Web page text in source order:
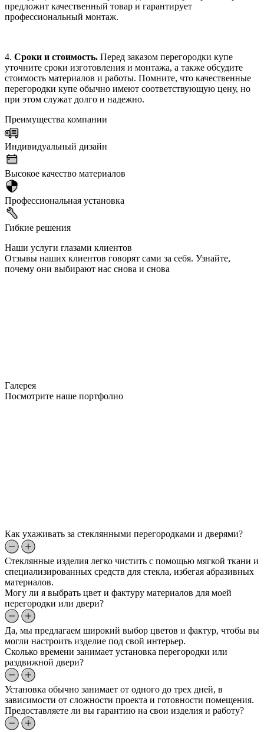
предложит качественный товар и гарантирует
профессиональный монтаж.
4. Сроки и стоимость. Перед заказом перегородки купе
уточните сроки изготовления и монтажа, а также обсудите
стоимость материалов и работы. Помните, что качественные
перегородки купе обычно имеют соответствующую цену, но
при этом служат долго и надежно.
Преимущества компании
Индивидуальный дизайн
Высокое качество материалов
Профессиональная установка
Гибкие решения
Наши услуги глазами клиентов
Отзывы наших клиентов говорят сами за себя. Узнайте,
почему они выбирают нас снова и снова
Галерея
Посмотрите наше портфолио
Как ухаживать за стеклянными перегородками и дверями?
Стеклянные изделия легко чистить с помощью мягкой ткани и
специализированных средств для стекла, избегая абразивных
материалов.
Могу ли я выбрать цвет и фактуру материалов для моей
перегородки или двери?
Да, мы предлагаем широкий выбор цветов и фактур, чтобы вы
могли настроить изделие под свой интерьер.
Сколько времени занимает установка перегородки или
раздвижной двери?
Установка обычно занимает от одного до трех дней, в
зависимости от сложности проекта и готовности помещения.
Предоставляете ли вы гарантию на свои изделия и работу?